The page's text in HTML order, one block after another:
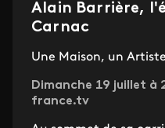
Alain Barrière,
Carnac
Une Maison, un Artiste
Dimanche 19 juillet à
france.tv